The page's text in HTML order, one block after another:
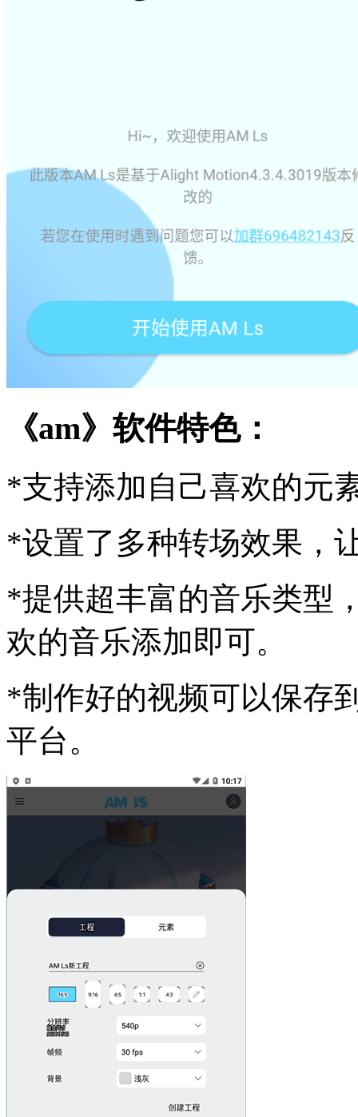
《am》软件特色：
*支持添加自己喜欢的元
*设置了多种转场效果，
*提供超丰富的音乐类型
欢的音乐添加即可。
*制作好的视频可以保存
平台。